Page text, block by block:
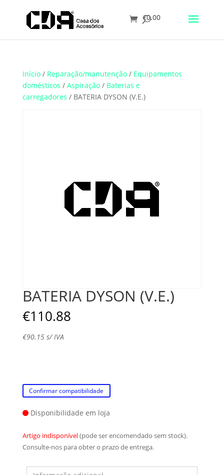
Translate
€0.00
Início/ Reparação/manutenção/ Equipamentos
domésticos / Aspiração/ Baterias e
carregadores / BATERIA DYSON (V.E.)
BATERIA DYSON (V.E.)
€110.88
€90.15s/ IVA
Confirmar compatibilidade
Disponibilidade em loja
Artigo indisponível(pode ser encomendado sem stock).
Consulte-nos para obter o prazo de entrega.